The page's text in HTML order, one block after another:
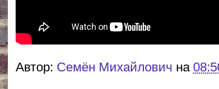
Автор: Cемён Михайлович на